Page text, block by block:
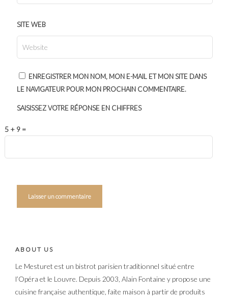
SITE WEB
ENREGISTRER MON NOM, MON E-MAIL ET MON SITE DANS
LE NAVIGATEUR POUR MON PROCHAIN COMMENTAIRE.
SAISISSEZ VOTRE RÉPONSE EN CHIFFRES
5 + 9 =
ABOUT US
Le Mesturet est un bistrot parisien traditionnel situé entre
l’Opéra et le Louvre. Depuis 2003, Alain Fontaine y propose une
cuisine française authentique, faite maison à partir de produits